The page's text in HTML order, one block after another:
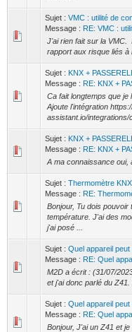
Sujet : VMC : utilité de
Message : RE: VMC :
J'ai rien fait sur la VMC.
rapport aux risque liés à
Sujet : KNX +
Message : RE: KNX +
Ca fait longtemps que
Ajoute l'intégration
assistant.io/integrations/
Sujet : KNX +
Message : RE: KNX +
A ma connaissance oui,
Sujet : Thermomètre KNX
Message : RE:
Bonjour, Tu dois
température. J'ai des
j'ai posé ...
Sujet : Quel appareil
Message : RE: Quel
M2D a écrit : (31/07/
et j'ai donc parlé du
Sujet : Quel appareil
Message : RE: Quel
Bonjour, J'ai un Z41 et